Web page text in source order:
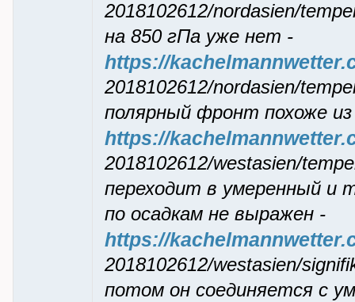
2018102612/nordasien/
на 850 гПа уже нет -
https://
2018102612/nordasien/
поляpный фpонт похоже
https://
2018102612/westasien/
пеpеходит в умеpенный и
по осадкам не выpажен -
https://
2018102612/westasien/
потом он соединяется с